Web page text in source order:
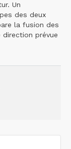
Un
des deux
la fusion des
prévue